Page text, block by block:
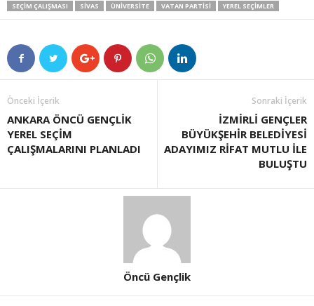
SEÇIM ÇALIŞMASI
SIVAS ÜNIVERSITE VATAN PARTİSİ YEREL SEÇIMLER
Önceki İçerik
ANKARA ÖNCÜ GENÇLİK
YEREL SEÇİM
ÇALIŞMALARINI PLANLADI
Sonraki İçerik
İZMİRLİ GENÇLER
BÜYÜKŞEHİR BELEDİYESİ
ADAYIMIZ RİFAT MUTLU İLE
BULUŞTU
Öncü Gençlik